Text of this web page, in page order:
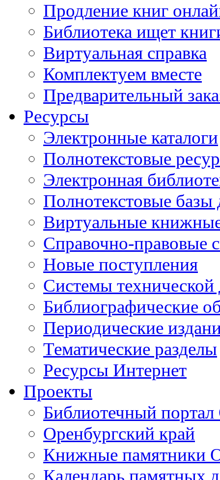
Продление книг
Библиотека ищет
Виртуальная справка
Комплектуем вместе
Предварительный
Ресурсы
Электронные каталоги
Полнотекстовые
Электронная
Полнотекстовые
Виртуальные
Справочно-правовые
Новые поступления
Cистемы
Библиографические
Периодические
Тематические разделы
Ресурсы Интернет
Проекты
Библиотечный портал
Оренбургский край
Книжные памятники
Календарь памятных